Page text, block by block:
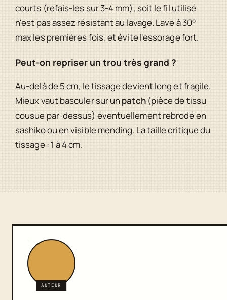
courts (refais-les sur 3-4 mm), soit le fil utilisé
n'est pas assez résistant au lavage. Lave à 30°
max les premières fois, et évite l'essorage fort.
Peut-on repriser un trou très grand ?
Au-delà de 5 cm, le tissage devient long et fragile.
Mieux vaut basculer sur unpatch(pièce de tissu
cousue par-dessus) éventuellement rebrodé en
sashiko ou en visible mending. La taille critique du
tissage : 1 à 4 cm.
AUTEUR